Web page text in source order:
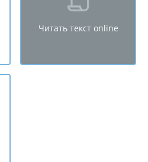
Читать текст online